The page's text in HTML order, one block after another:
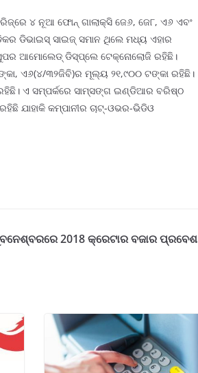
୪ ନୂଆ ଫୋନ୍‌ ଗାଲାକ୍ସି ଜେ୬, ଜେ୮, ଏ୬ ଏବଂ
ଡିଭାଇସ୍‌ ସାଇଜ୍‌ ସମାନ ଥିଲେ ମଧ୍ୟ ଏହାର
ଆମୋଲେଡ୍‌ ଡିସ୍‌ପ୍ଲେ ଟେକ୍ନୋଲୋଜି ରହିଛି।
ଏ୬(୪/୩୨ଜିବି)ର ମୂଲ୍ୟ ୨୧,୯୦୦ ଟଙ୍କା ରହିଛି।
ଏ ସମ୍ପର୍କରେ ସାମ୍‌ସଙ୍ଗ ଇଣ୍ଡିଆର ବରିଷ୍ଠ
ଯାହାକି କମ୍ପାନୀର ଚାଟ୍‌-ଓଭର-ଭିଡିଓ
2018 କ୍ରେଟାର ବଜାର ପ୍ରବେଶ